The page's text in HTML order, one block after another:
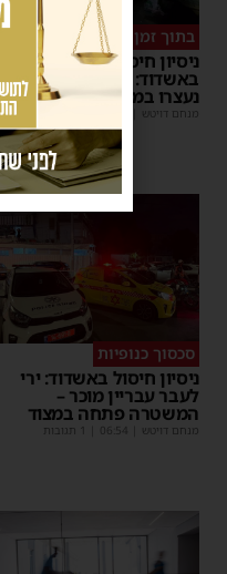
בתוך זמן קצר
ניסיון חיסול העבריין
באשדוד: חמישה חשודים
נעצרו במהלך הלילה
מנחם דויטש |
07:35
סכסוך כנופיות
ניסיון חיסול באשדוד: ירי
לעבר עבריין מוכר –
המשטרה פתחה במצוד
מנחם דויטש |
06:54 | 1 תגובות